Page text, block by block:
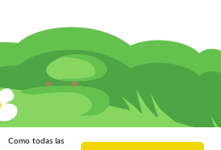
Como todas las